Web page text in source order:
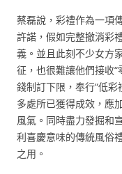
蔡磊說，彩禮作為一項
許諾，假如完整撤消彩
義。並且此刻不少女方
征，也很難讓他們接收
錢制訂下限，奉行“低彩
多處所已獲得成效，應
風氣。同時盡力發掘和
利喜慶意味的傳統風俗
之用。